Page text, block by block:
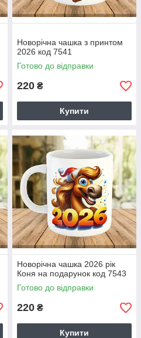
Новорічна чашка з принтом
2026 код 7541
Готово до відправки
220 ₴
Купити
Новорічна чашка 2026 рік
Коня на подарунок код 7543
Готово до відправки
220 ₴
Купити